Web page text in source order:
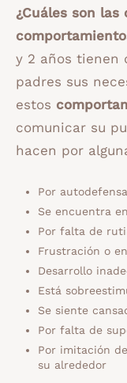
¿Cuáles son las
y 2 años tienen
padres sus
estos
comunicar su
hacen por
Por autodefensa
Se encuentra
Por falta de
Frustración o
Desarrollo
Está
Se siente
Por falta de
Por imitación
su alrededor